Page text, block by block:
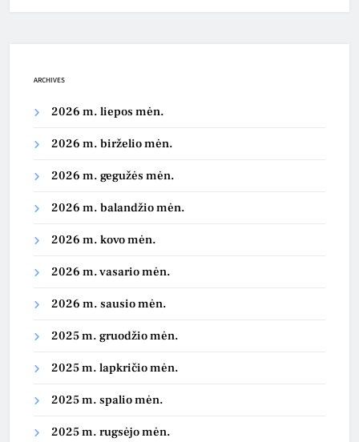
ARCHIVES
2026 m. liepos mėn.
2026 m. birželio mėn.
2026 m. gegužės mėn.
2026 m. balandžio mėn.
2026 m. kovo mėn.
2026 m. vasario mėn.
2026 m. sausio mėn.
2025 m. gruodžio mėn.
2025 m. lapkričio mėn.
2025 m. spalio mėn.
2025 m. rugsėjo mėn.